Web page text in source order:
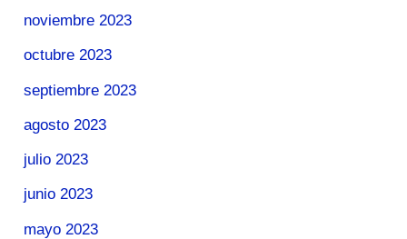
noviembre 2023
octubre 2023
septiembre 2023
agosto 2023
julio 2023
junio 2023
mayo 2023